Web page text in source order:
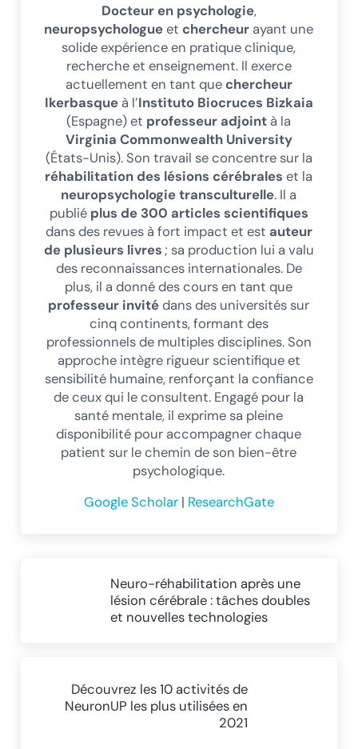
Docteur en psychologie,
neuropsychologueet chercheur ayant une
solide expérience en pratique clinique,
recherche et enseignement. Il exerce
actuellement en tant que chercheur
Ikerbasqueà l’Instituto Biocruces Bizkaia
(Espagne) et professeur adjoint à la
Virginia Commonwealth University
(États-Unis). Son travail se concentre sur la
réhabilitation des lésions cérébrales et la
neuropsychologie transculturelle. Il a
publié plus de 300 articles scientifiques
dans des revues à fort impact et est auteur
de plusieurs livres ; sa production lui a valu
des reconnaissances internationales. De
plus, il a donné des cours en tant que
professeur invitédans des universités sur
cinq continents, formant des
professionnels de multiples disciplines. Son
approche intègre rigueur scientifique et
sensibilité humaine, renforçant la confiance
de ceux qui le consultent. Engagé pour la
santé mentale, il exprime sa pleine
disponibilité pour accompagner chaque
patient sur le chemin de son bien-être
psychologique.
Google Scholar| ResearchGate
Neuro-réhabilitation après une
lésion cérébrale : tâches doubles
et nouvelles technologies
Découvrez les 10 activités de
NeuronUP les plus utilisées en
2021